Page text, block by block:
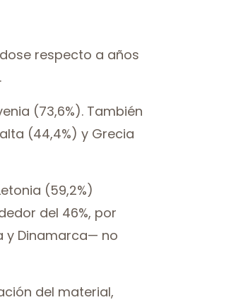
respecto a años
(73,6%). También
(44,4%) y Grecia
(59,2%)
del 46%, por
y Dinamarca— no
del material,